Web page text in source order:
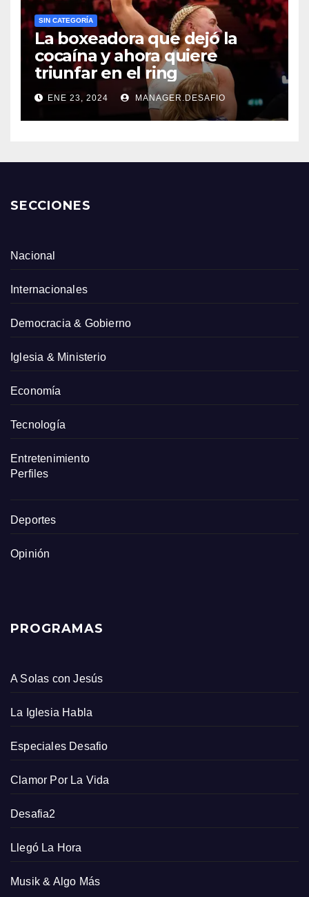
SIN CATEGORÍA
La boxeadora que dejó la
cocaína y ahora quiere
triunfar en el ring​
ENE 23, 2024 MANAGER.DESAFIO
SECCIONES
Nacional
Internacionales
Democracia & Gobierno
Iglesia & Ministerio
Economía
Tecnología
Entretenimiento
Perfiles
Deportes
Opinión
PROGRAMAS
A Solas con Jesús
La Iglesia Habla
Especiales Desafio
Clamor Por La Vida
Desafia2
Llegó La Hora
Musik & Algo Más